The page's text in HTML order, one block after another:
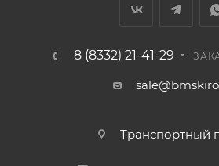
8 (8332) 21-41-29
Транспортный